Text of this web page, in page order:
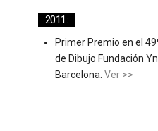
2011:
Primer Premio en el
de Dibujo Fundación
Barcelona. Ver >>